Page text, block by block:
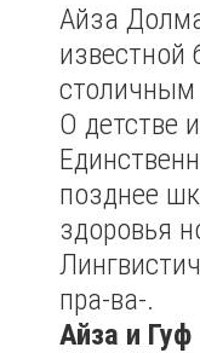
Айза
О детстве
позднее
здоровья
пра-ва-.
Айза и Гуф